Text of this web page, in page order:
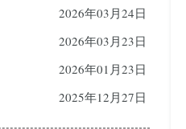
2026年03月24日
2026年03月23日
2026年01月23日
2025年12月27日